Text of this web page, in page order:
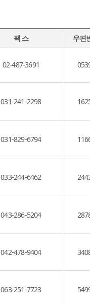
팩 스 우편
02-487-3691
031-241-2298
031-829-6794
033-244-6462
043-286-5204
042-478-9404
063-251-7723